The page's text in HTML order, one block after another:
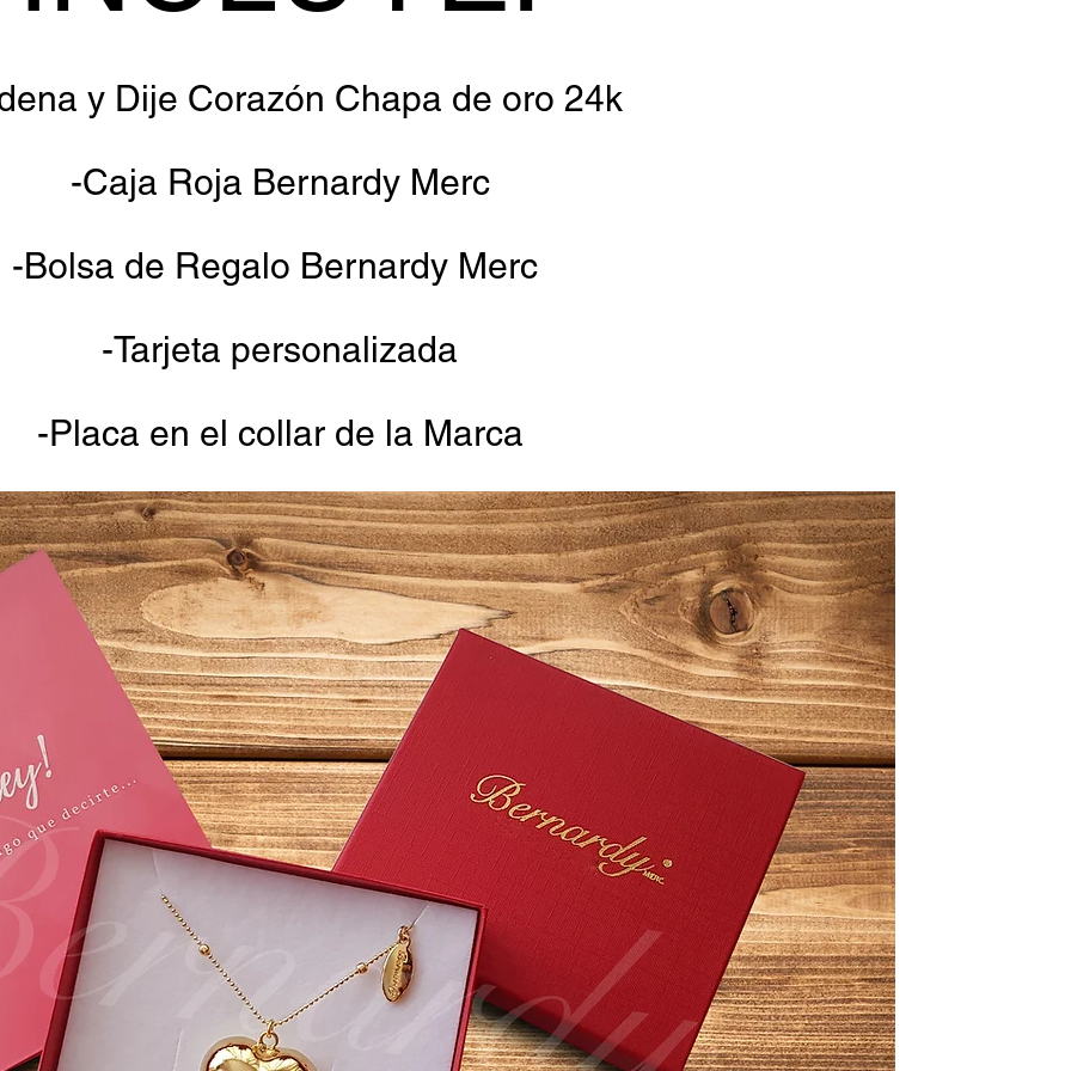
y Dije Corazón Chapa de oro 24k
-Caja Roja Bernardy Merc
-Bolsa de Regalo Bernardy Merc
-Tarjeta personalizada
-Placa en el collar de la Marca